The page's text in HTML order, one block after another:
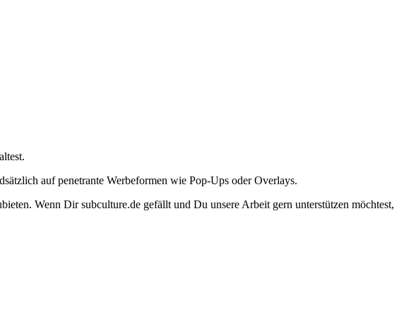
auf penetrante Werbeformen wie Pop-Ups oder Overlays.
Wenn Dir subculture.de gefällt und Du unsere Arbeit gern unterstützen möchtest,